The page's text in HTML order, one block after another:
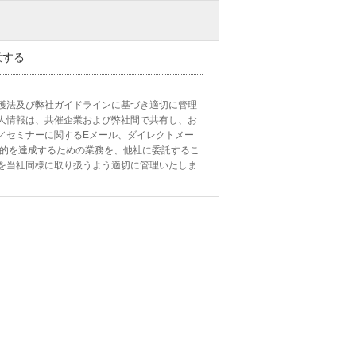
る
法及び弊社ガイドラインに基づき適切に管理
情報は、共催企業および弊社間で共有し、お
ミナーに関するEメール、ダイレクトメー
を達成するための業務を、他社に委託するこ
社同様に取り扱うよう適切に管理いたしま